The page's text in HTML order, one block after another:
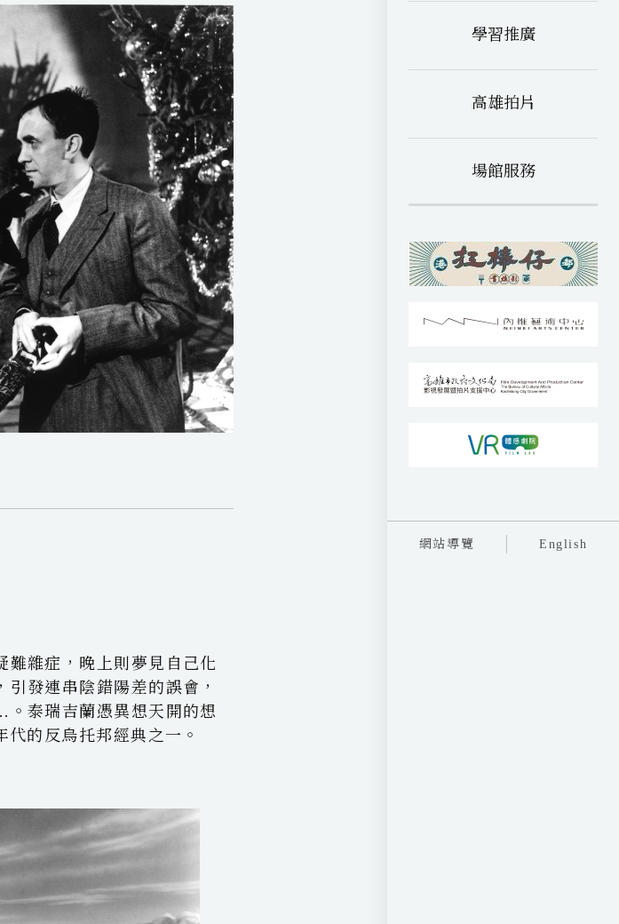
學習推廣
高雄拍片
場館服務
網站導覽 English
難雜症，晚上則夢見自己化
發連串陰錯陽差的誤會，
泰瑞吉蘭憑異想天開的想
的反烏托邦經典之一。